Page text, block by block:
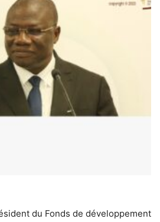
du Fonds de développement